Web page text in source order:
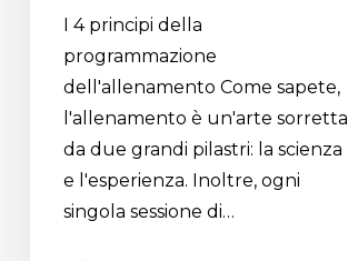
I 4 principi della
programmazione
dell'allenamento Come sapete,
l'allenamento è un'arte sorretta
da due grandi pilastri: la scienza
e l'esperienza. Inoltre, ogni
singola sessione di…